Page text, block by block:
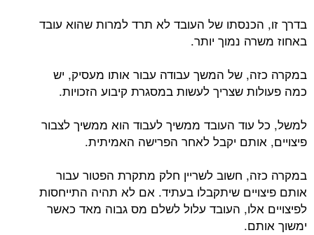
בדרך זו, הכנסתו של העובד לא תרד למרות שהוא עובד
באחוז משרה נמוך יותר.
במקרה כזה, של המשך עבודה עבור אותו מעסיק, יש
כמה פעולות שצריך לעשות במסגרת קיבוע הזכויות.
למשל, כל עוד העובד ממשיך לעבוד הוא ממשיך לצבור
פיצויים, אותם יקבל לאחר הפרישה האמיתית.
במקרה כזה, חשוב לשריין חלק מתקרת הפטור עבור
אותם פיצויים שיתקבלו בעתיד. אם לא תהיה התייחסות
לפיצויים אלו, העובד עלול לשלם מס גבוה מאד כאשר
ימשוך אותם.